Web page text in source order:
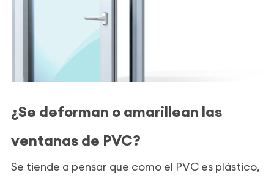
¿Se deforman o amarillean las
ventanas de PVC?
Se tiende a pensar que como el PVC es plástico,